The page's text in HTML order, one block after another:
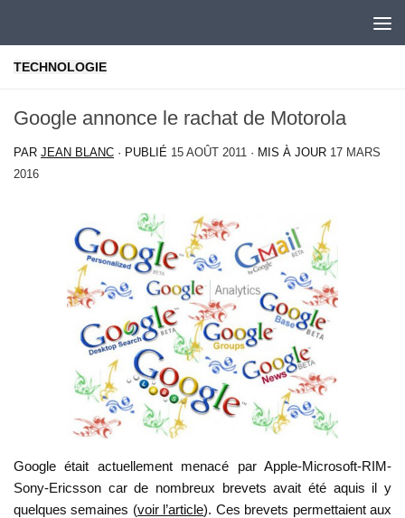
TECHNOLOGIE
Google annonce le rachat de Motorola
PAR JEAN BLANC · PUBLIÉ 15 AOÛT 2011 · MIS À JOUR 17 MARS
2016
Google était actuellement menacé par Apple-Microsoft-RIM-
Sony-Ericsson car de nombreux brevets avait été aquis il y
quelques semaines (voir l’article). Ces brevets permettaient aux